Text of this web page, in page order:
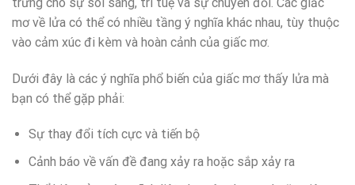
mơ về lửa có thể có nhiều tầng ý nghĩa khác nhau, tùy thuộc
vào cảm xúc đi kèm và hoàn cảnh của giấc mơ.
Dưới đây là các ý nghĩa phổ biến của giấc mơ thấy lửa mà
bạn có thể gặp phải:
Sự thay đổi tích cực và tiến bộ
Cảnh báo về vấn đề đang xảy ra hoặc sắp xảy ra